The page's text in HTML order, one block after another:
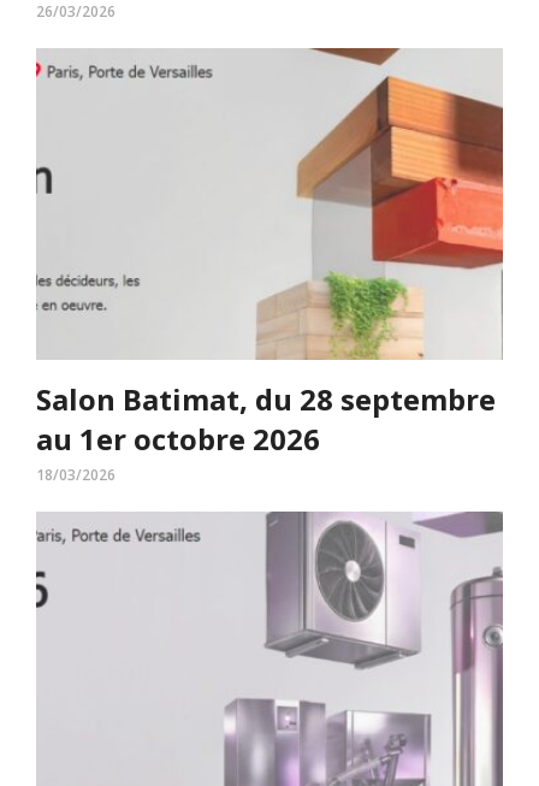
26/03/2026
Salon Batimat, du 28 septembre
au 1er octobre 2026
18/03/2026